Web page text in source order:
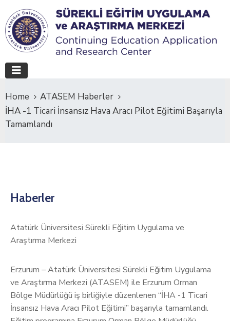
Home
ATASEM Haberler
İHA -1 Ticari İnsansız Hava Aracı Pilot Eğitimi Başarıyla
Tamamlandı
Haberler
Atatürk Üniversitesi Sürekli Eğitim Uygulama ve
Araştırma Merkezi
Erzurum – Atatürk Üniversitesi Sürekli Eğitim Uygulama
ve Araştırma Merkezi (ATASEM) ile Erzurum Orman
Bölge Müdürlüğü iş birliğiyle düzenlenen “İHA -1 Ticari
İnsansız Hava Aracı Pilot Eğitimi” başarıyla tamamlandı.